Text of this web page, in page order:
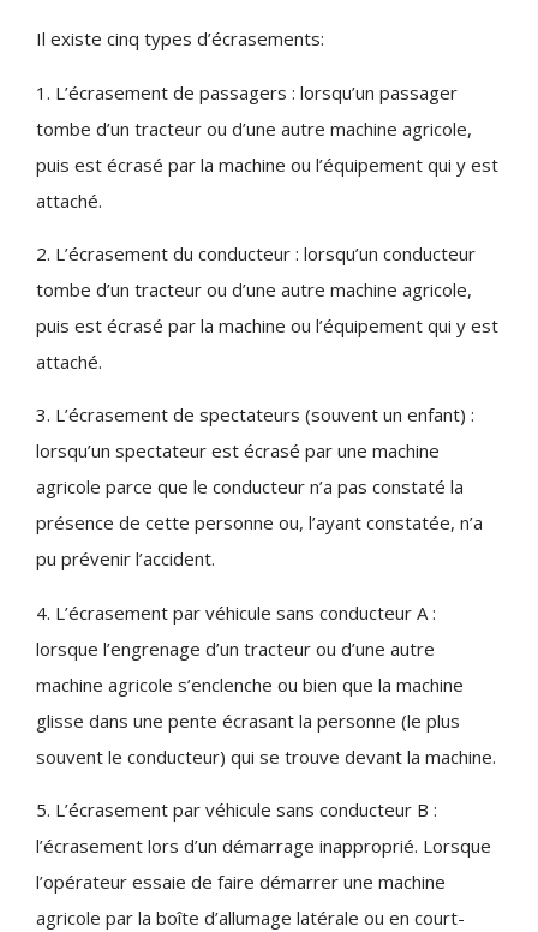
Il existe cinq types d’écrasements:
1. L’écrasement de passagers : lorsqu’un passager
tombe d’un tracteur ou d’une autre machine agricole,
puis est écrasé par la machine ou l’équipement qui y est
attaché.
2. L’écrasement du conducteur : lorsqu’un conducteur
tombe d’un tracteur ou d’une autre machine agricole,
puis est écrasé par la machine ou l’équipement qui y est
attaché.
3. L’écrasement de spectateurs (souvent un enfant) :
lorsqu’un spectateur est écrasé par une machine
agricole parce que le conducteur n’a pas constaté la
présence de cette personne ou, l’ayant constatée, n’a
pu prévenir l’accident.
4. L’écrasement par véhicule sans conducteur A :
lorsque l’engrenage d’un tracteur ou d’une autre
machine agricole s’enclenche ou bien que la machine
glisse dans une pente écrasant la personne (le plus
souvent le conducteur) qui se trouve devant la machine.
5. L’écrasement par véhicule sans conducteur B :
l’écrasement lors d’un démarrage inapproprié. Lorsque
l’opérateur essaie de faire démarrer une machine
agricole par la boîte d’allumage latérale ou en court-